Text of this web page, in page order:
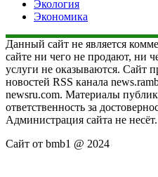
Экология
Экономика
Данный сайт не является
сайте ни чего не продают, ни
услуги не оказываются. Сайт
новостей RSS канала
newsru.com. Материалы
ответственность за
Администрация сайта не несёт.
Сайт от bmb1 @ 2024